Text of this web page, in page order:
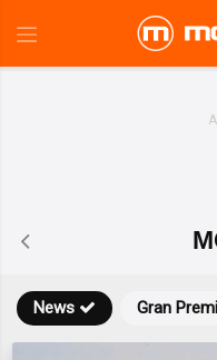
News Gran Premi